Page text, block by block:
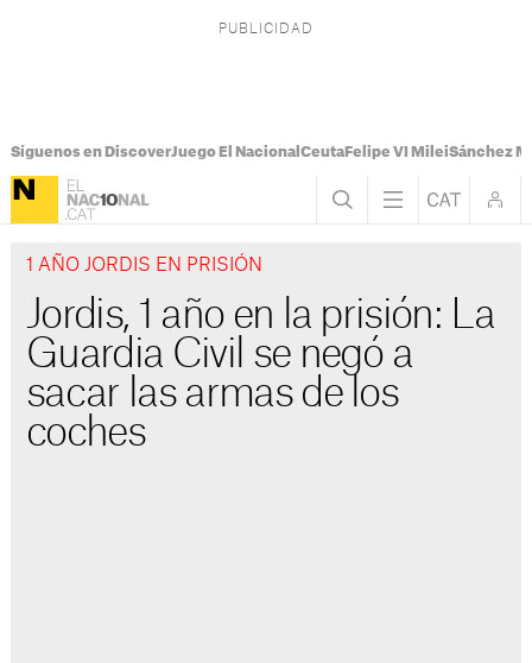
Síguenos en DiscoverJuego El Nacional CeutaFelipe VI MileiSánchez
1 AÑO JORDIS EN PRISIÓN
Jordis, 1 año en la prisión: La
Guardia Civil se negó a
sacar las armas de los
coches